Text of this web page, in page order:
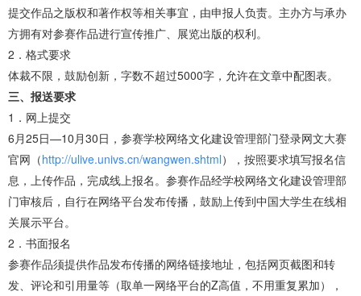
提交作品之版权和著作权等相关事宜，由申报人负责。主办方与承办
方拥有对参赛作品进行宣传推广、展览出版的权利。
2．格式要求
体裁不限，鼓励创新，字数不超过5000字，允许在文章中配图表。
三、报送要求
1．网上提交
6月25日—10月30日，参赛学校网络文化建设管理部门登录网文大赛
官网（http://ulive.univs.cn/wangwen.shtml），按照要求填写报名信
息，上传作品，完成线上报名。参赛作品经学校网络文化建设管理部
门审核后，自行在网络平台发布传播，鼓励上传到中国大学生在线相
关展示平台。
2．书面报名
参赛作品须提供作品发布传播的网络链接地址，包括网页截图和转
发、评论和引用量等（取单一网络平台的Z高值，不用重复累加），